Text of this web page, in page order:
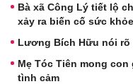
Bà xã Công Lý tiết lộ
xảy ra biến cố sức khỏe
Lương Bích Hữu nói
Mẹ Tóc Tiên mong
tình cảm